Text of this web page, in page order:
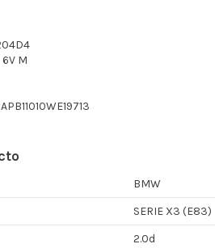
M
BMW
SERIE X3 (E83)
2.0d